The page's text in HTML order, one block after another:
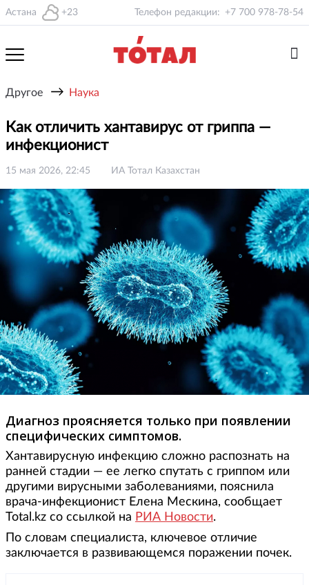
Астана +23 Телефон редакции: +7 700 978-78-54
Другое → Наука
Как отличить хантавирус от гриппа —
инфекционист
15 мая 2026, 22:45 ИА Тотал Казахстан
Диагноз проясняется только при появлении
специфических симптомов.
Хантавирусную инфекцию сложно распознать на
ранней стадии — ее легко спутать с гриппом или
другими вирусными заболеваниями, пояснила
врача-инфекционист Елена Мескина, сообщает
Total.kz со ссылкой на РИА Новости.
По словам специалиста, ключевое отличие
заключается в развивающемся поражении почек.